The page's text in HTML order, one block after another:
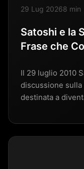
29 Lug 20268 min
Satoshi e la
Frase che
Il 29 luglio 2010
discussione
destinata a